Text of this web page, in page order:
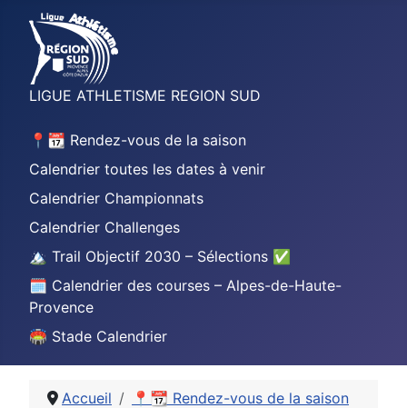
LIGUE ATHLETISME REGION SUD
📍📆 Rendez-vous de la saison
Calendrier toutes les dates à venir
Calendrier Championnats
Calendrier Challenges
🏔️ Trail Objectif 2030 – Sélections ✅
🗓️ Calendrier des courses – Alpes-de-Haute-
Provence
🏟️ Stade Calendrier
Accueil
📍📆 Rendez-vous de la saison